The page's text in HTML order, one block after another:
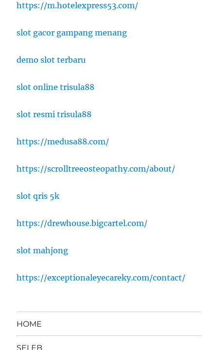
https://m.hotelexpress53.com/
slot gacor gampang menang
demo slot terbaru
slot online trisula88
slot resmi trisula88
https://medusa88.com/
https://scrolltreeosteopathy.com/about/
slot qris 5k
https://drewhouse.bigcartel.com/
slot mahjong
https://exceptionaleyecareky.com/contact/
HOME
SELEB